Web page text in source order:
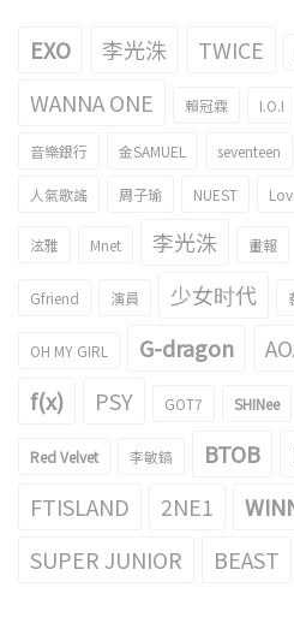
EXO 李光洙 TWICE
WANNA ONE 賴冠霖 I.O.I
音樂銀行 金SAMUEL seventeen
人氣歌謠 周子瑜 NUEST
泫雅 Mnet 李光洙 畫報
Gfriend 演員 少女时代
OH MY GIRL G-dragon
f(x) PSY GOT7 SHINee
Red Velvet 李敏鎬 BTOB
FTISLAND
2NE1
SUPER JUNIOR BEAST